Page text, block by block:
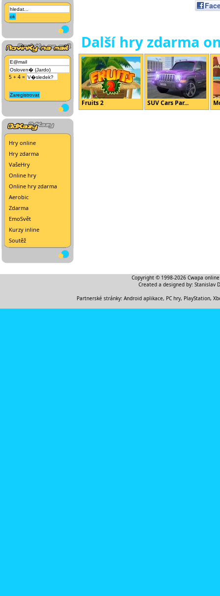
5 + 4 =
Hry online
Hry zdarma
VašeHry
Online hry
Online hry zdarma
Aerobic
Zdarma
EmoSvět
Kurzy inline
Soutěž
Další hry zdarma
Fruits 2 SUV Cars Par...
Copyright © 1998-2026 Cwapa
Created a designed by: Stanislav
Partnerské stránky: Android aplikace, PC hry, PlayStation,